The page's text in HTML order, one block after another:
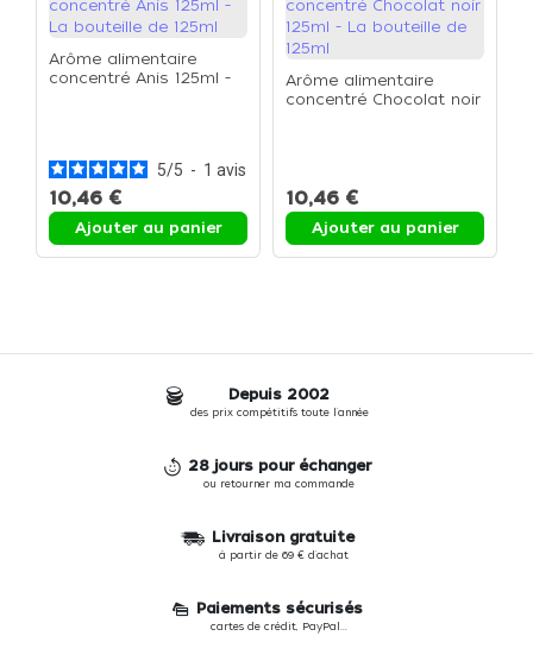
Arôme alimentaire
concentré Anis 125ml -
5/5 - 1 avis
10,46 €
Ajouter au panier
Arôme alimentaire
concentré Chocolat noir
10,46 €
Ajouter au panier
Depuis 2002
des prix compétitifs toute l'année
28 jours pour échanger
ou retourner ma commande
Livraison gratuite
à partir de 69 € d'achat
Paiements sécurisés
cartes de crédit, PayPal...